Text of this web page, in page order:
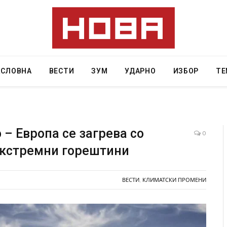
ВЕСТИ ЗУМ УДАРНО ИЗБОР
Европа се загрева со
горештини
0
ВЕСТИ КЛИМАТСКИ ПРОМЕНИ
Најмалку седум мртви во нападот врз училиште